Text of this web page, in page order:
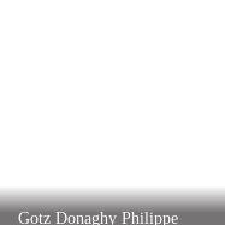
Gotz Donaghy Philippe